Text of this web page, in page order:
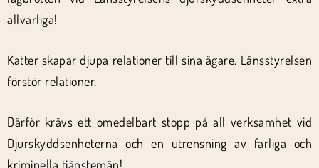
allvarliga!
Katter skapar djupa relationer till sina ägare. Länsstyrelsen
förstör relationer.
Därför krävs ett omedelbart stopp på all verksamhet vid
Djurskyddsenheterna och en utrensning av farliga och
kriminella tjänstemän!